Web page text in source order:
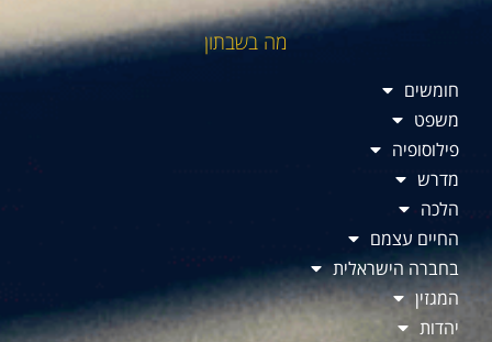
מה בשבתון
חומשים
משפט
פילוסופיה
מדרש
הלכה
החיים עצמם
בחברה הישראלית
המגזין
יהדות